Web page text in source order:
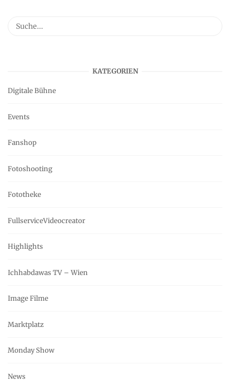
KATEGORIEN
Digitale Bühne
Events
Fanshop
Fotoshooting
Fototheke
FullserviceVideocreator
Highlights
Ichhabdawas TV – Wien
Image Filme
Marktplatz
Monday Show
News